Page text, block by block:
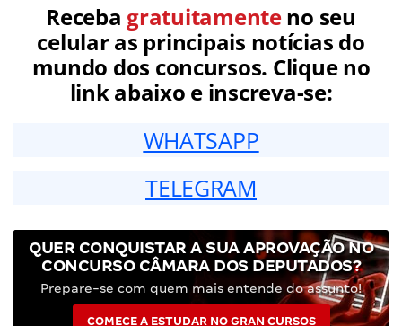
Receba gratuitamenteno seu
celular as principais notícias do
mundo dos concursos. Clique no
link abaixo e inscreva-se:
WHATSAPP
TELEGRAM
QUER CONQUISTAR A SUA APROVAÇÃO NO
CONCURSO CÂMARA DOS DEPUTADOS?
Prepare-se com quem mais entende do assunto!
COMECE A ESTUDAR NO GRAN CURSOS